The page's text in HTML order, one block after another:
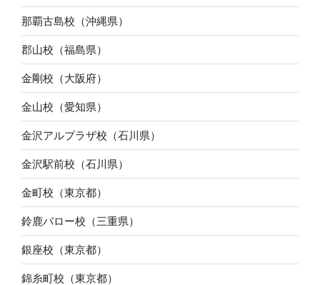
那覇古島校（沖縄県）
郡山校（福島県）
金剛校（大阪府）
金山校（愛知県）
金沢アルプラザ校（石川県）
金沢駅前校（石川県）
金町校（東京都）
鈴鹿バロー校（三重県）
銀座校（東京都）
錦糸町校（東京都）